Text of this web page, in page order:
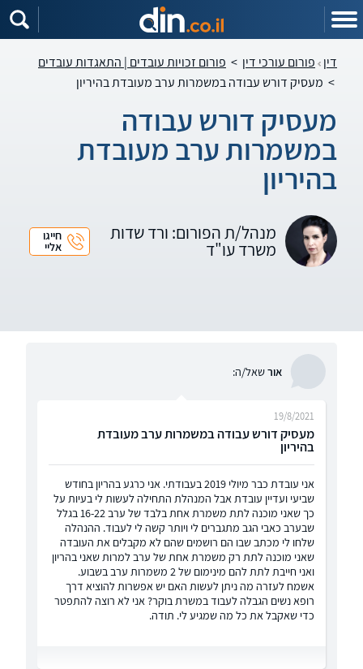
דין פורום עורכי דין > פורום זכויות עובדים | התאגדות עובדים
> מעסיק דורש עבודה במשמרות ערב מעובדת בהיריון
מעסיק דורש עבודה
במשמרות ערב מעובדת
בהיריון
מנהל/ת הפורום: ורד שדות
משרד עו"ד
חייגו
אליי
אורשאל/ה:
מעסיק דורש עבודה במשמרות ערב מעובדת
בהיריון
19/8/2021
אני עובדת כבר מיולי 2019 בעבודתי. אני כרגע בהריון בחודש
שביעי ועדיין עובדת אבל המנהלת התחילה לעשות לי בעיות על
כך שאני מוכנה לתת משמרת אחת בלבד של ערב 16-22 בגלל
שבערב כאבי הגב מתגברים לי ויותר קשה לי לעבוד. ההנהלה
שלחו לי מכתב שבו הם רושמים שהם לא מקבלים את העובדה
שאני מוכנה לתת רק משמרת אחת של ערב למרות שאני בהריון
ואני חייבת לתת להם מינימום של 2 משמרות ערב בשבוע.
אשמח לעזרה מה ניתן לעשות האם יש אפשרות להוציא דרך
רופא נשים הגבלה לעבוד במשרת בוקר? אני לא רוצה להתפטר
כדי שאקבל את כל מה שמגיע לי. תודה.